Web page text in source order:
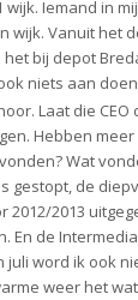
wijk. Iemand in
wijk. Vanuit het
het bij depot
niets aan
Laat die
Hebben
Wat
gestopt, de
2012/2013
En de
juli word ik ook
weer het